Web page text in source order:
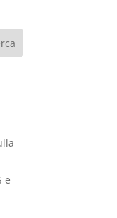
e